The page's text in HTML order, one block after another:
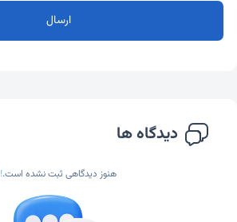
ارسال
دیدگاه ها
هنوز دیدگاهی ثبت نشده است.!